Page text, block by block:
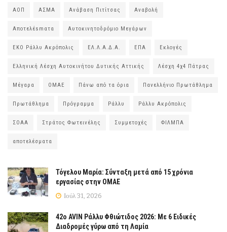
ΑΟΠ ΑΣΜΑ Ανάβαση Πιτίτσας Αναβολή
Αποτελέsmατα Αυτοκινητοδρόμιο Μεγάρων
ΕΚΟ Ράλλυ Ακρόπολις ΕΛ.Λ.Α.Δ.Α. ΕΠΑ Εκλογές
Ελληνική Λέσχη Αυτοκινήτου Δυτικής Αττικής Λέσχη 4χ4 Πάτρας
Μέγαρα ΟΜΑΕ Πάνω από τα όρια Πανελλήνιο Πρωτάθλημα
Πρωτάθλημα Πρόγραμμα Ράλλυ Ράλλυ Ακρόπολις
ΣΟΑΑ Στράτος Φωτεινέλης Συμμετοχές ΦΙΛΜΠΑ
αποτελέσματα
Τόγελου Μαρία: Σύνταξη μετά από 15 χρόνια
εργασίας στην ΟΜΑΕ
Ιούλ 31, 2026
42ο AVIN Ράλλυ Φθιώτιδος 2026: Με 6 Ειδικές
Διαδρομές γύρω από τη Λαμία